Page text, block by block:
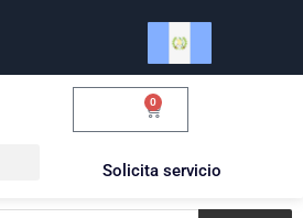
0
Solicita servicio